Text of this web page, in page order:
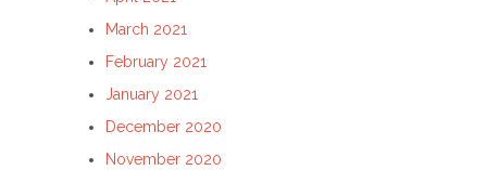
March 2021
February 2021
January 2021
December 2020
November 2020